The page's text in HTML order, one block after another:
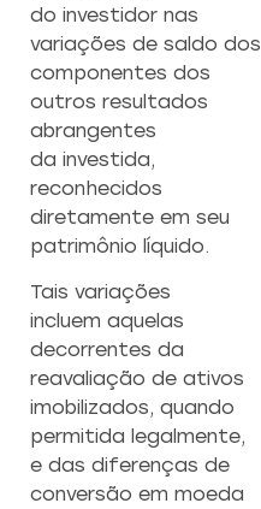
do investidor nas
variações de saldo dos
componentes dos
outros resultados
abrangentes
da investida,
reconhecidos
diretamente em seu
patrimônio líquido.
Tais variações
incluem aquelas
decorrentes da
reavaliação de ativos
imobilizados, quando
permitida legalmente,
e das diferenças de
conversão em moeda